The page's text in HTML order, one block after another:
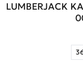
LUMBERJACK